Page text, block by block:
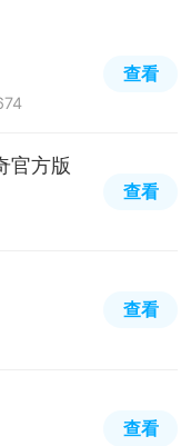
查看
官方版
查看
查看
查看